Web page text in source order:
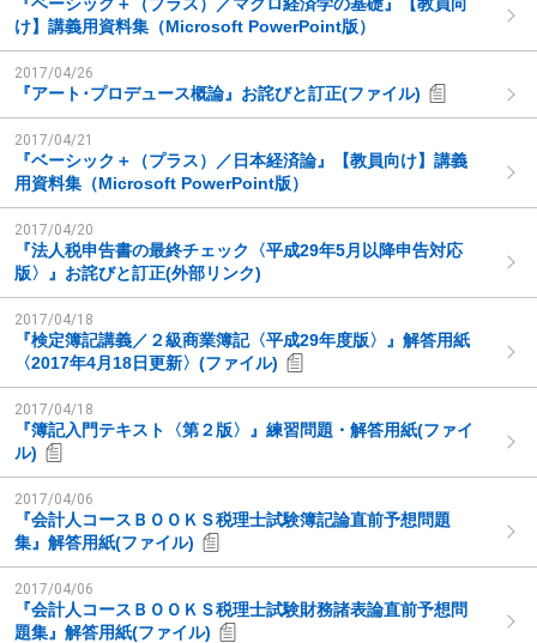
け】講義用資料集（Microsoft PowerPoint版）
2017/04/26
『アート･プロデュース概論』お詫びと訂正(ファイル)
2017/04/21
『ベーシック＋（プラス）／日本経済論』【教員向け】講義
用資料集（Microsoft PowerPoint版）
2017/04/20
『法人税申告書の最終チェック〈平成29年5月以降申告対応
版〉』お詫びと訂正(外部リンク)
2017/04/18
『検定簿記講義／２級商業簿記〈平成29年度版〉』解答用紙
〈2017年4月18日更新〉(ファイル)
2017/04/18
『簿記入門テキスト〈第２版〉』練習問題・解答用紙(ファイ
ル)
2017/04/06
『会計人コースＢＯＯＫＳ税理士試験簿記論直前予想問題
集』解答用紙(ファイル)
2017/04/06
『会計人コースＢＯＯＫＳ税理士試験財務諸表論直前予想問
題集』解答用紙(ファイル)